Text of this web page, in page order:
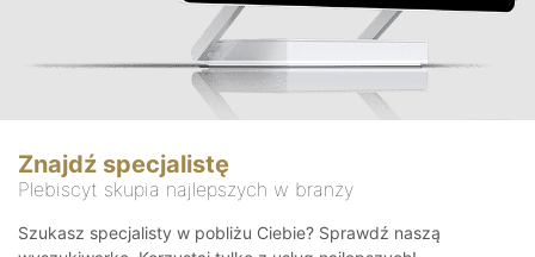
Znajdź specjalistę
Plebiscyt skupia najlepszych w branży
Szukasz specjalisty w pobliżu Ciebie? Sprawdź naszą